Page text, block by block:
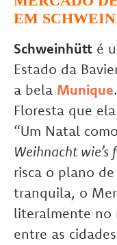
EM
Schweinhütt é
Estado da
a bela Munique
Floresta que
“Um Natal
Weihnacht wie’s
risca o plano
tranquila, o
literalmente no
entre as